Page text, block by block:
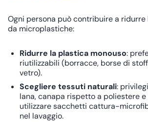
Ogni persona può contribuire a ridurre
da microplastiche:
Ridurre la plastica monouso:
riutilizzabili (borracce, borse di
vetro).
Scegliere tessuti naturali:
lana, canapa rispetto a poliestere
utilizzare sacchetti cattura-
nel lavaggio.